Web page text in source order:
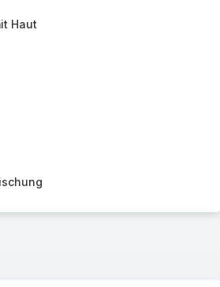
Haut